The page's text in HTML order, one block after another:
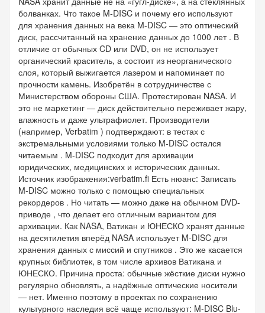
болванках. Что такое M-DISC и почему его используют
для хранения данных на века M-DISC — это оптический
диск, рассчитанный на хранение данных до 1000 лет . В
отличие от обычных CD или DVD, он не использует
органический краситель, а состоит из неорганического
слоя, который выжигается лазером и напоминает по
прочности камень. Изобретён в сотрудничестве с
Министерством обороны США. Протестирован NASA. И
это не маркетинг — диск действительно переживает жару,
влажность и даже ультрафиолет. Производители
(например, Verbatim ) подтверждают: в тестах с
экстремальными условиями только M-DISC остался
читаемым . M-DISC подходит для архивации
юридических, медицинских и исторических данных.
Источник изображения:verbatim.fi Есть нюанс: Записать
M-DISC можно только с помощью специальных
рекордеров . Но читать — можно даже на обычном DVD-
приводе , что делает его отличным вариантом для
архивации. Как NASA, Ватикан и ЮНЕСКО хранят данные
на десятилетия вперёд NASA использует M-DISC для
хранения данных с миссий и спутников . Это же касается
крупных библиотек, в том числе архивов Ватикана и
ЮНЕСКО. Причина проста: обычные жёсткие диски нужно
регулярно обновлять, а надёжные оптические носители
— нет. Именно поэтому в проектах по сохранению
культурного наследия всё чаще используют: M-DISC Blu-